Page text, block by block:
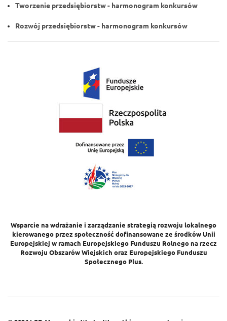
Tworzenie przedsiębiorstw - harmonogram konkursów
Rozwój przedsiębiorstw - harmonogram konkursów
Wsparcie na wdrażanie i zarządzanie strategią rozwoju lokalnego
kierowanego przez społeczność dofinansowane ze środków Unii
Europejskiej w ramach Europejskiego Funduszu Rolnego na rzecz
Rozwoju Obszarów Wiejskich oraz Europejskiego Funduszu
Społecznego Plus.